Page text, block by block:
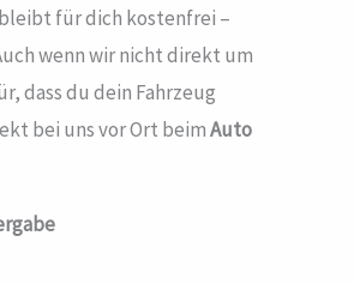
für dich kostenfrei –
wenn wir nicht direkt um
dass du dein Fahrzeug
bei uns vor Ort beimAuto